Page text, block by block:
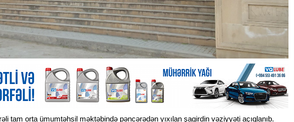
tam orta ümumtəhsil məktəbində pəncərədən yıxılan şagirdin vəziyyəti açıqlanıb.